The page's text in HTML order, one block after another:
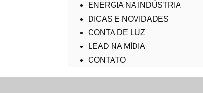
ENERGIA NA INDÚSTRIA
DICAS E NOVIDADES
CONTA DE LUZ
LEAD NA MÍDIA
CONTATO